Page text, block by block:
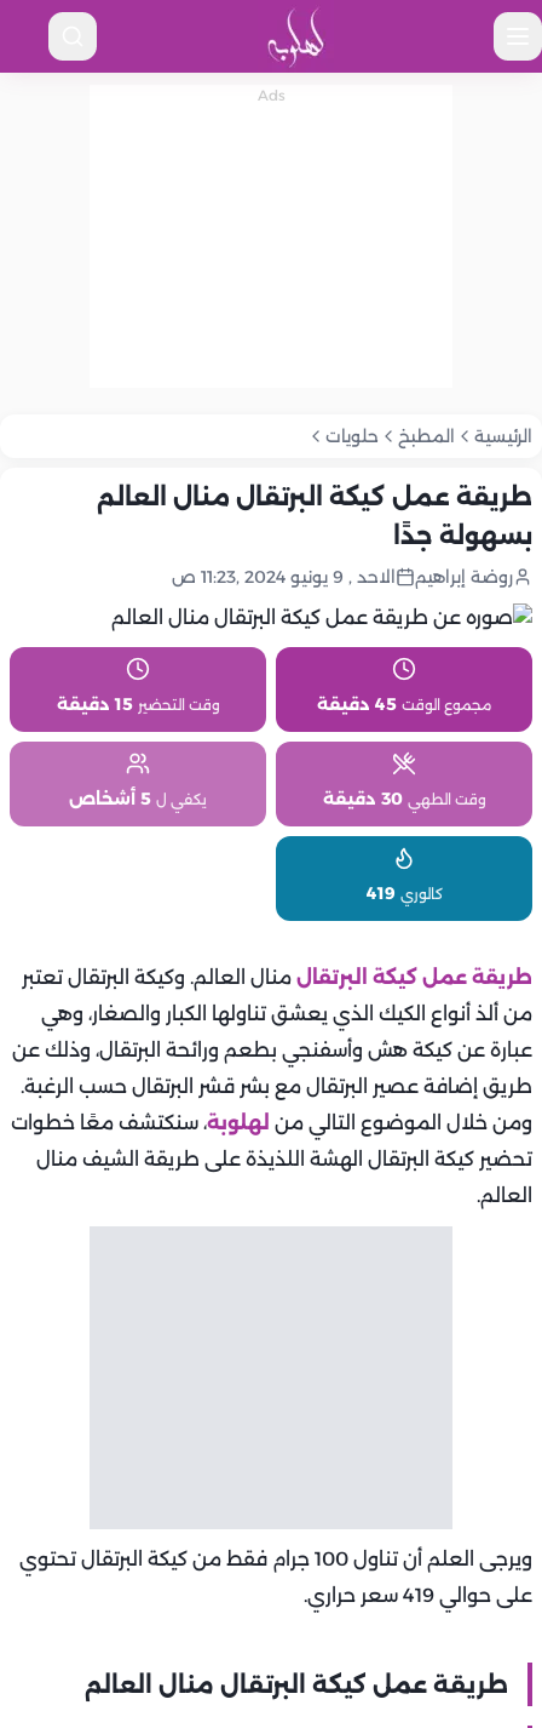
الرئيسية المطبخ حلويات
طريقة عمل كيكة البرتقال منال العالم
بسهولة جدًا
روضة إبراهيم الاحد , 9 يونيو 2024 ,11:23 ص
مجموع الوقت 45 دقيقة وقت التحضير 15 دقيقة
وقت الطهي 30 دقيقة يكفي ل 5 أشخاص
كالوري 419
طريقة عمل كيكة البرتقال منال العالم. وكيكة البرتقال تعتبر
من ألذ أنواع الكيك الذي يعشق تناولها الكبار والصغار، وهي
عبارة عن كيكة هش وأسفنجي بطعم ورائحة البرتقال، وذلك عن
طريق إضافة عصير البرتقال مع بشر قشر البرتقال حسب الرغبة.
ومن خلال الموضوع التالي من لهلوبة، سنكتشف معًا خطوات
تحضير كيكة البرتقال الهشة اللذيذة على طريقة الشيف منال
العالم.
ويرجى العلم أن تناول 100 جرام فقط من كيكة البرتقال تحتوي
على حوالي 419 سعر حراري.
طريقة عمل كيكة البرتقال منال العالم